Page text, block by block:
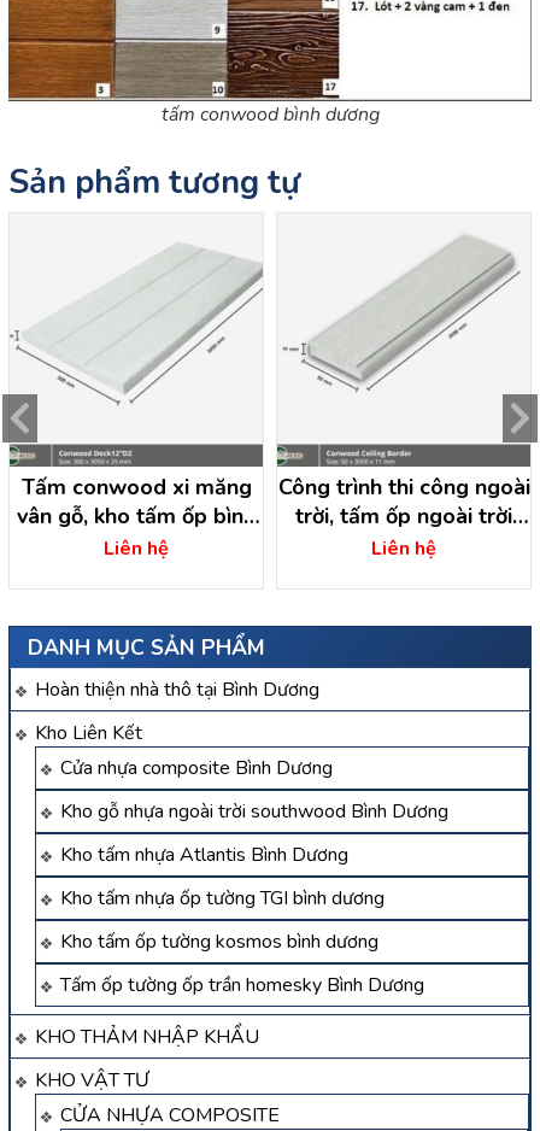
DANH MỤC SẢN PHẨM
Hoàn thiện nhà thô tại Bình Dương
Kho Liên Kết
Cửa nhựa composite Bình Dương
Kho gỗ nhựa ngoài trời southwood Bình Dương
Kho tấm nhựa Atlantis Bình Dương
Kho tấm nhựa ốp tường TGI bình dương
Kho tấm ốp tường kosmos bình dương
Tấm ốp tường ốp trần homesky Bình Dương
KHO THẢM NHẬP KHẨU
KHO VẬT TƯ
CỬA NHỰA COMPOSITE
tấm conwood bình dương
Sản phẩm tương tự
Tấm conwood xi măng
vân gỗ, kho tấm ốp bình
dương
Liên hệ
Công trình thi công ngoài
trời, tấm ốp ngoài trời
Bình Dương
Liên hệ